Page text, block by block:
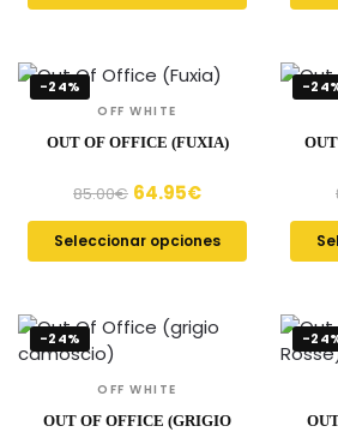
-24%
OFF WHITE
OUT OF OFFICE (FUXIA)
85.00€ 64.95€
Seleccionar opciones
-
-24%
OFF WHITE
OUT OF OFFICE (GRIGIO
-